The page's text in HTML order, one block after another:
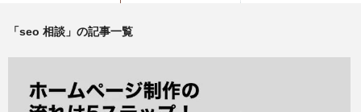
「seo 相談」の記事一覧